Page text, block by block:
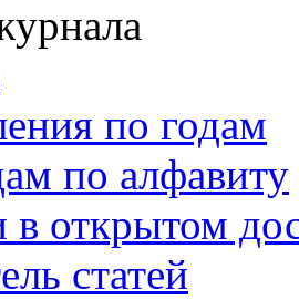
по годам
по алфавиту
в открытом
статей